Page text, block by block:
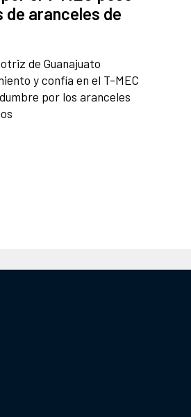
de aranceles de
de Guanajuato
y confía en el T-MEC
por los aranceles